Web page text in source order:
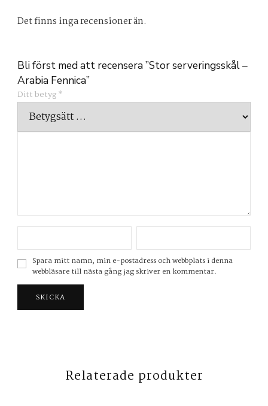
Det finns inga recensioner än.
Bli först med att recensera ”Stor serveringsskål –
Arabia Fennica”
Ditt betyg*
Spara mitt namn, min e-postadress och webbplats i denna
webbläsare till nästa gång jag skriver en kommentar.
Relaterade produkter